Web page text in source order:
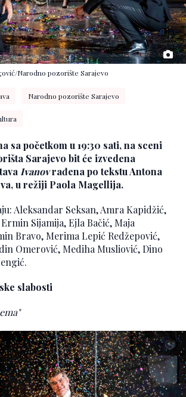
Narodno pozorište Sarajevo
Narodno pozorište Sarajevo
sa početkom u 19:30 sati, na sceni
Sarajevo bit će izvedena
Ivanovrađena po tekstu Antona
u režiji Paola Magellija.
Aleksandar Seksan, Amra Kapidžić,
Sijamija, Ejla Bačić, Maja
Bravo, Merima Lepić Redžepović,
Omerović, Mediha Musliović, Dino
slabosti